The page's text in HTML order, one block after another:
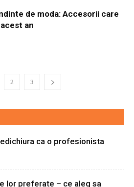
de moda: Accesorii care
an
2 3
ca o profesionista
lor preferate – ce aleg sa